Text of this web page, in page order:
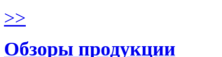
>>
Обзоры продукции